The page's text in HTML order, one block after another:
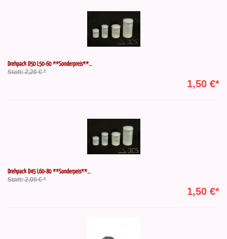
Drehpack D50 L50-60 **Sonderpreis**...
Statt: 2,20 € *
1,50 €*
Drehpack D45 L60-80 **Sonderpeis**...
Statt: 2,00 € *
1,50 €*